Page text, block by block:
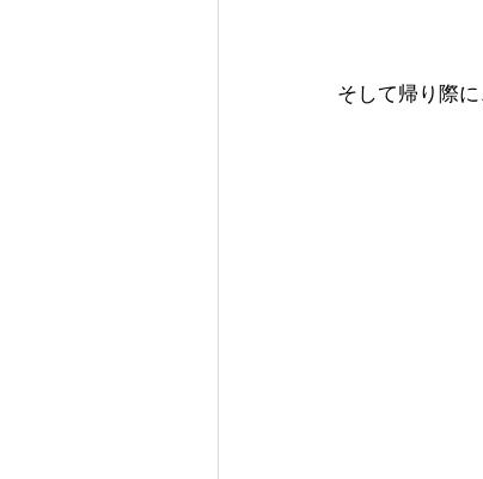
そして帰り際に